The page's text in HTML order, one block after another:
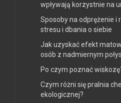
wpływają korzystnie na
Sposoby na odprężenie i
stresu i dbania o siebie
Jak uzyskać efekt
osób z nadmiernym
Po czym poznać
Czym różni się pralnia
ekologicznej?